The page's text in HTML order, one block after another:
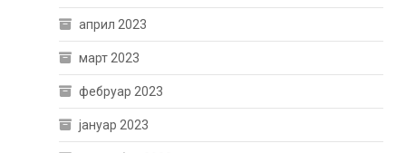
април 2023
март 2023
фебруар 2023
јануар 2023